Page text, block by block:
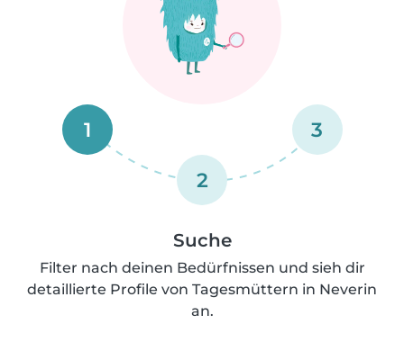
1
2
3
Suche
Filter nach deinen Bedürfnissen und sieh dir
detaillierte Profile von Tagesmüttern in Neverin
an.